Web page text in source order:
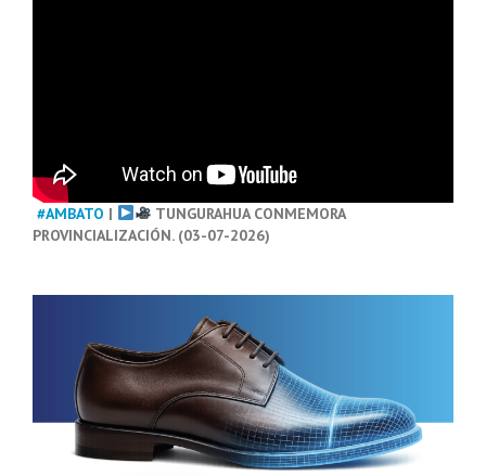
#AMBATO |
TUNGURAHUA CONMEMORA
PROVINCIALIZACIÓN. (03-07-2026)